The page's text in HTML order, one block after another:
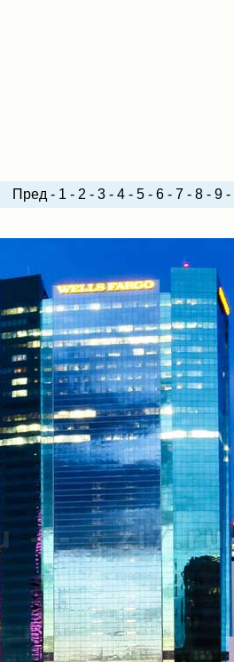
Пред - 1 - 2 - 3- 4- 5- 6- 7- 8- 9-